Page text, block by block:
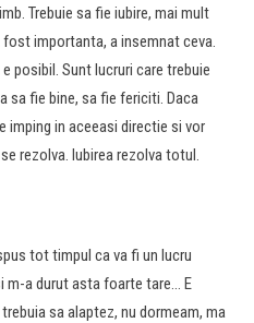
Trebuie sa fie iubire, mai mult
importanta, a insemnat ceva.
posibil. Sunt lucruri care trebuie
sa fie bine, sa fie fericiti. Daca
imping in aceeasi directie si vor
rezolva. Iubirea rezolva totul.
tot timpul ca va fi un lucru
m-a durut asta foarte tare… E
sa alaptez, nu dormeam, ma